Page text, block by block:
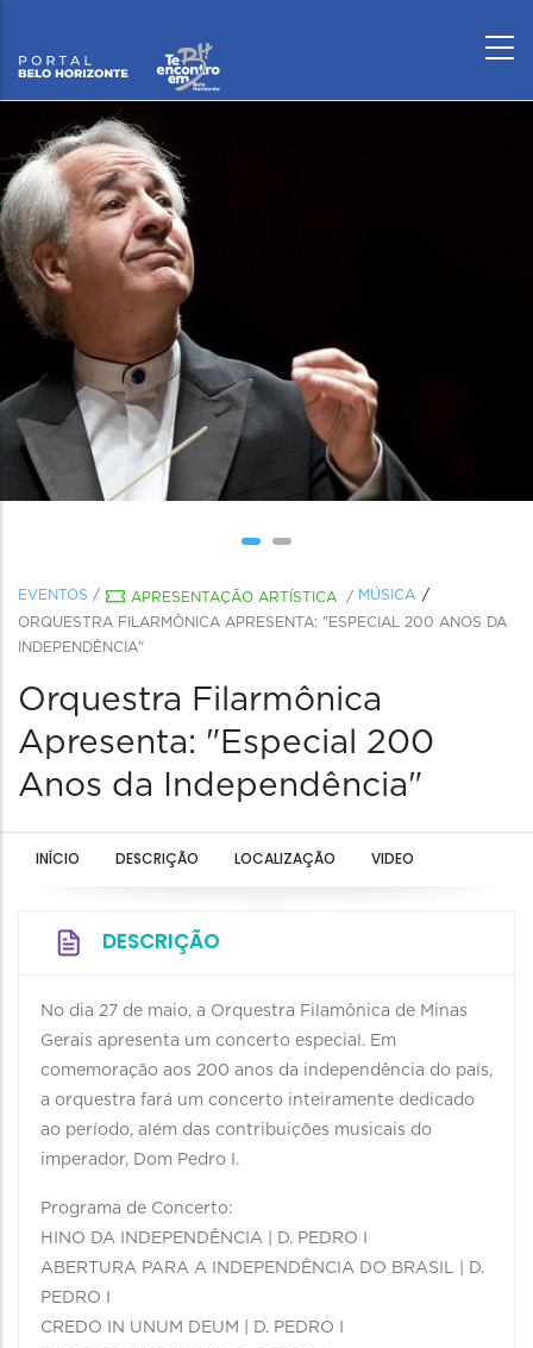
EVENTOS / APRESENTAÇÃO ARTÍSTICA / MÚSICA
ORQUESTRA FILARMÔNICA APRESENTA: "ESPECIAL 200 ANOS DA
INDEPENDÊNCIA"
Orquestra Filarmônica
Apresenta: "Especial 200
Anos da Independência"
INÍCIO DESCRIÇÃO LOCALIZAÇÃO VIDEO
DESCRIÇÃO
No dia 27 de maio, a Orquestra Filamônica de Minas
Gerais apresenta um concerto especial. Em
comemoração aos 200 anos da independência do país,
a orquestra fará um concerto inteiramente dedicado
ao período, além das contribuições musicais do
imperador, Dom Pedro I.
Programa de Concerto:
HINO DA INDEPENDÊNCIA | D. PEDRO I
ABERTURA PARA A INDEPENDÊNCIA DO BRASIL | D.
PEDRO I
CREDO IN UNUM DEUM | D. PEDRO I